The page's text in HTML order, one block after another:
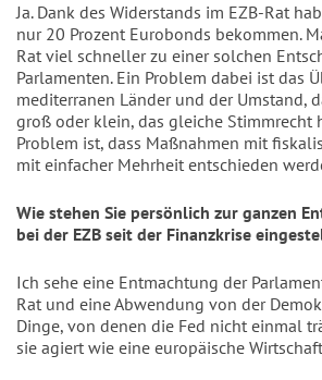
Ja. Dank des Widerstands im EZB-Rat
nur 20 Prozent Eurobonds bekommen.
Rat viel schneller zu einer solchen
Parlamenten. Ein Problem dabei ist das
mediterranen Länder und der Umstand,
groß oder klein, das gleiche Stimmrecht
Problem ist, dass Maßnahmen mit
mit einfacher Mehrheit entschieden
Wie stehen Sie persönlich zur ganzen
bei der EZB seit der Finanzkrise
Ich sehe eine Entmachtung der
Rat und eine Abwendung von der
Dinge, von denen die Fed nicht einmal
sie agiert wie eine europäische